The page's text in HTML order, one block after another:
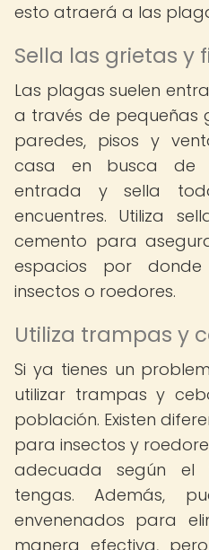
esto atraerá a las
Sella las grietas y
Las plagas suelen
a través de pequeñas
paredes, pisos y
casa en busca de
entrada y sella
encuentres. Utiliza
cemento para
espacios por
insectos o roedores.
Utiliza trampas y
Si ya tienes un
utilizar trampas y
población. Existen
para insectos y
adecuada según
tengas. Además,
envenenados para
manera efectiva,